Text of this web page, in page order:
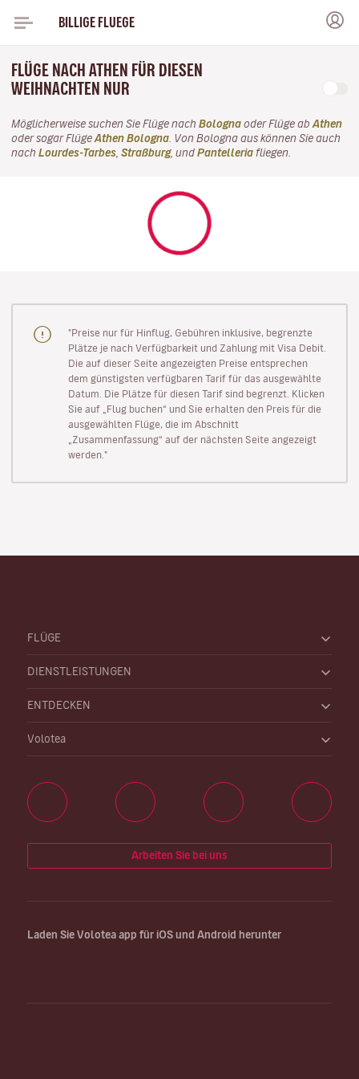
BILLIGE FLUEGE
FLÜGE NACH ATHEN FÜR DIESEN
WEIHNACHTEN NUR
Möglicherweise suchen Sie Flüge nach Bologna oder Flüge ab Athen
oder sogar Flüge Athen Bologna . Von Bologna aus können Sie auch
nach Lourdes-Tarbes Straßburg, und Pantelleria fliegen.
"Preise nur für Hinflug, Gebühren inklusive, begrenzte
Plätze je nach Verfügbarkeit und Zahlung mit Visa Debit.
Die auf dieser Seite angezeigten Preise entsprechen
dem günstigsten verfügbaren Tarif für das ausgewählte
Datum. Die Plätze für diesen Tarif sind begrenzt. Klicken
Sie auf „Flug buchen“ und Sie erhalten den Preis für die
ausgewählten Flüge, die im Abschnitt
„Zusammenfassung“ auf der nächsten Seite angezeigt
werden."
FLÜGE
DIENSTLEISTUNGEN
ENTDECKEN
Volotea
Arbeiten Sie bei uns
Laden Sie Volotea app für iOS und Android herunter